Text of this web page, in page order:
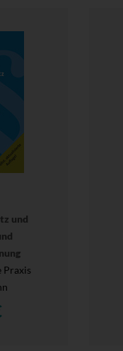
und
Praxis